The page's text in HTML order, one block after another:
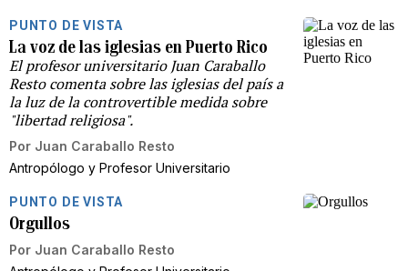
PUNTO DE VISTA
La voz de las iglesias en Puerto Rico
El profesor universitario Juan Caraballo
Resto comenta sobre las iglesias del país a
la luz de la controvertible medida sobre
"libertad religiosa".
Por Juan Caraballo Resto
Antropólogo y Profesor Universitario
PUNTO DE VISTA
Orgullos
Por Juan Caraballo Resto